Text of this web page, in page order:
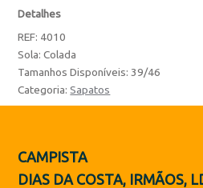
Botas
Botas de Criança
Botas de Proteção
ES
Detalhes
REF: 4010
Sola: Colada
Tamanhos Disponíveis: 39/46
Categoria:Sapatos
CAMPISTA
DIAS DA COSTA, IRMÃOS,